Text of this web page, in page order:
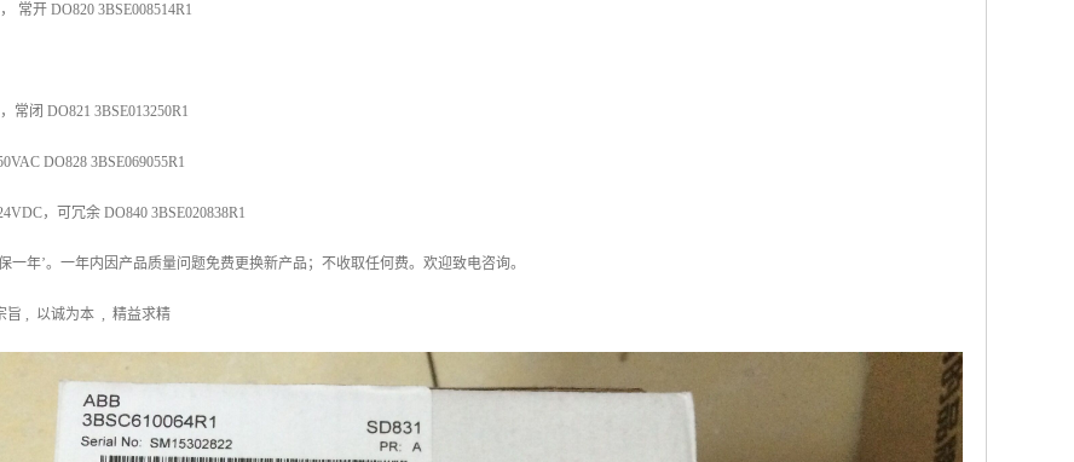
常开 DO820 3BSE008514R1
常闭 DO821 3BSE013250R1
DO828 3BSE069055R1
，可冗余 DO840 3BSE020838R1
一年’。一年内因产品质量问题免费更换新产品；不收取任何费。欢迎致电咨询。
旨 , 以诚为本 , 精益求精